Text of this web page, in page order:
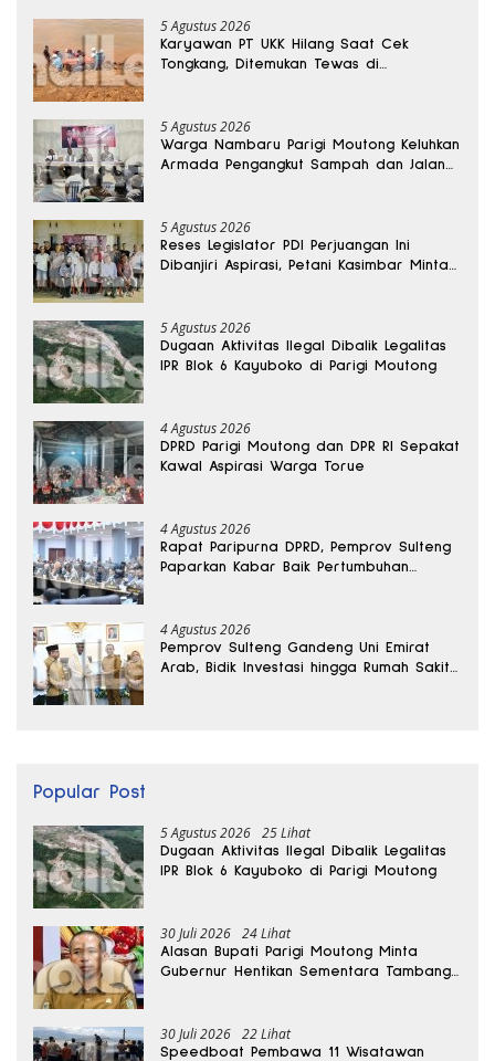
5 Agustus 2026
Karyawan PT UKK Hilang Saat Cek
Tongkang, Ditemukan Tewas di
5 Agustus 2026
Warga Nambaru Parigi Moutong Keluhkan
Armada Pengangkut Sampah dan Jalan
5 Agustus 2026
Reses Legislator PDI Perjuangan Ini
Dibanjiri Aspirasi, Petani Kasimbar Minta
5 Agustus 2026
Dugaan Aktivitas Ilegal Dibalik Legalitas
IPR Blok 6 Kayuboko di Parigi Moutong
4 Agustus 2026
DPRD Parigi Moutong dan DPR RI Sepakat
Kawal Aspirasi Warga Torue
4 Agustus 2026
Rapat Paripurna DPRD, Pemprov Sulteng
Paparkan Kabar Baik Pertumbuhan
4 Agustus 2026
Pemprov Sulteng Gandeng Uni Emirat
Arab, Bidik Investasi hingga Rumah Sakit
Popular Post
5 Agustus 2026 25 Lihat
Dugaan Aktivitas Ilegal Dibalik Legalitas
IPR Blok 6 Kayuboko di Parigi Moutong
30 Juli 2026 24 Lihat
Alasan Bupati Parigi Moutong Minta
Gubernur Hentikan Sementara Tambang
30 Juli 2026 22 Lihat
Speedboat Pembawa 11 Wisatawan